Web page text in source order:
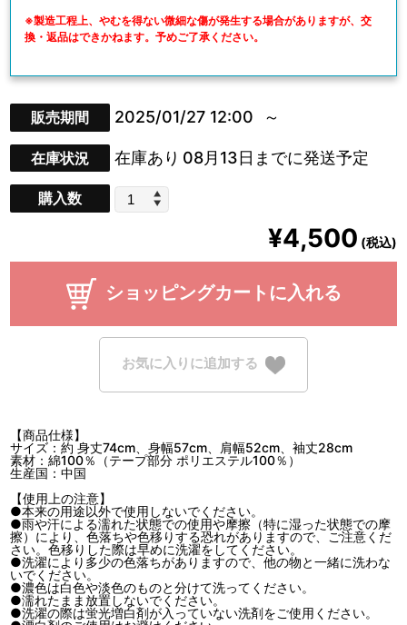
※製造工程上、やむを得ない微細な傷が発生する場合がありますが、交
換・返品はできかねます。予めご了承ください。
販売期間 2025/01/27 12:00
在庫状況 在庫あり 08月13日までに発送予定
購入数
¥4,500 (税込)
ショッピングカートに入れる
お気に入りに追加する
【商品仕様】
サイズ：約 身丈74cm、身幅57cm、肩幅52cm、袖丈28cm
素材：綿100％（テープ部分 ポリエステル100％）
生産国：中国
【使用上の注意】
●本来の用途以外で使用しないでください。
●雨や汗による濡れた状態での使用や摩擦（特に湿った状態での摩
擦）により、色落ちや色移りする恐れがありますので、ご注意くだ
さい。色移りした際は早めに洗濯をしてください。
●洗濯により多少の色落ちがありますので、他の物と一緒に洗わな
いでください。
●濃色は白色や淡色のものと分けて洗ってください。
●濡れたまま放置しないでください。
●洗濯の際は蛍光増白剤が入っていない洗剤をご使用ください。